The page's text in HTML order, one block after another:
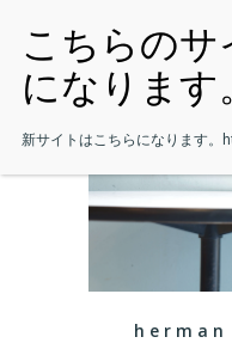
新サイトはこちらになります。